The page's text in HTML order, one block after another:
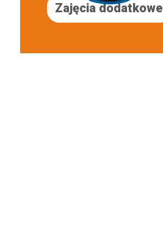
Zajęcia dodatkowe